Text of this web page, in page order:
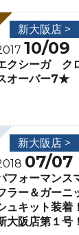
新大阪店 >
10/09
クシーガ ク
オーバー7★
新大阪店 >
07/07
フォーマンス
ラー＆ガーニ
ュキット装着！
大阪店第１号！